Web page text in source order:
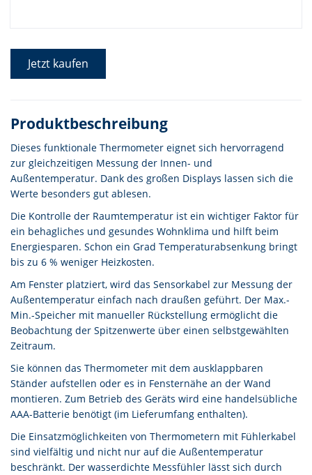
Jetzt kaufen
Produktbeschreibung
Dieses funktionale Thermometer eignet sich hervorragend
zur gleichzeitigen Messung der Innen- und
Außentemperatur. Dank des großen Displays lassen sich die
Werte besonders gut ablesen.
Die Kontrolle der Raumtemperatur ist ein wichtiger Faktor für
ein behagliches und gesundes Wohnklima und hilft beim
Energiesparen. Schon ein Grad Temperaturabsenkung bringt
bis zu 6 % weniger Heizkosten.
Am Fenster platziert, wird das Sensorkabel zur Messung der
Außentemperatur einfach nach draußen geführt. Der Max.-
Min.-Speicher mit manueller Rückstellung ermöglicht die
Beobachtung der Spitzenwerte über einen selbstgewählten
Zeitraum.
Sie können das Thermometer mit dem ausklappbaren
Ständer aufstellen oder es in Fensternähe an der Wand
montieren. Zum Betrieb des Geräts wird eine handelsübliche
AAA-Batterie benötigt (im Lieferumfang enthalten).
Die Einsatzmöglichkeiten von Thermometern mit Fühlerkabel
sind vielfältig und nicht nur auf die Außentemperatur
beschränkt. Der wasserdichte Messfühler lässt sich durch